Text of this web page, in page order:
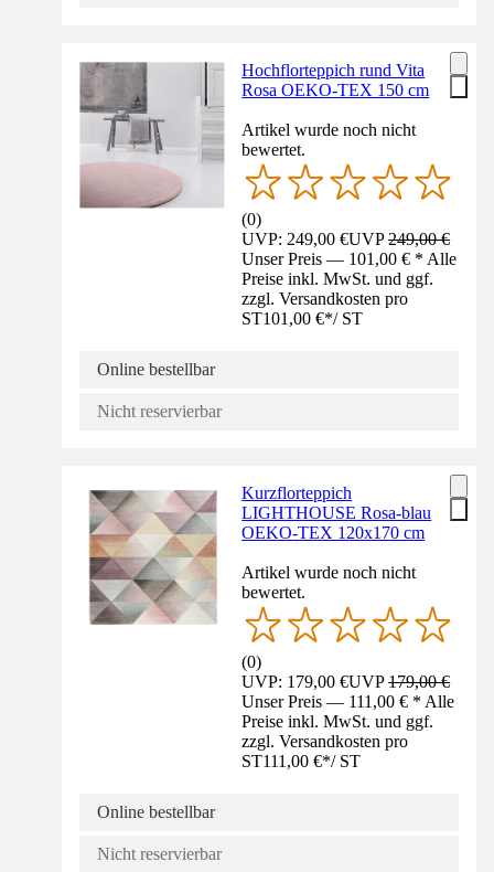
Hochflorteppich rund Vita
Rosa OEKO-TEX 150 cm
Artikel wurde noch nicht
bewertet.
(0)
UVP: 249,00 €UVP249,00 €
Unser Preis — 101,00 € * Alle
Preise inkl. MwSt. und ggf.
zzgl. Versandkosten pro
ST101,00 €*/ ST
Online bestellbar
Nicht reservierbar
Kurzflorteppich
LIGHTHOUSE Rosa-blau
OEKO-TEX 120x170 cm
Artikel wurde noch nicht
bewertet.
(0)
UVP: 179,00 €UVP179,00 €
Unser Preis — 111,00 € * Alle
Preise inkl. MwSt. und ggf.
zzgl. Versandkosten pro
ST111,00 €*/ ST
Online bestellbar
Nicht reservierbar